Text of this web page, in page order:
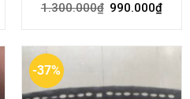
Rated 4.54
1.300.000₫ 990.000₫
-37%